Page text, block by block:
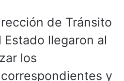
de Tránsito
llegaron al
los
y